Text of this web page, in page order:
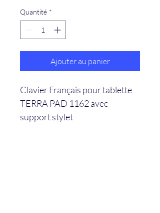
Quantité *
Ajouter au panier
Clavier Français pour tablette
TERRA PAD 1162 avec
support stylet